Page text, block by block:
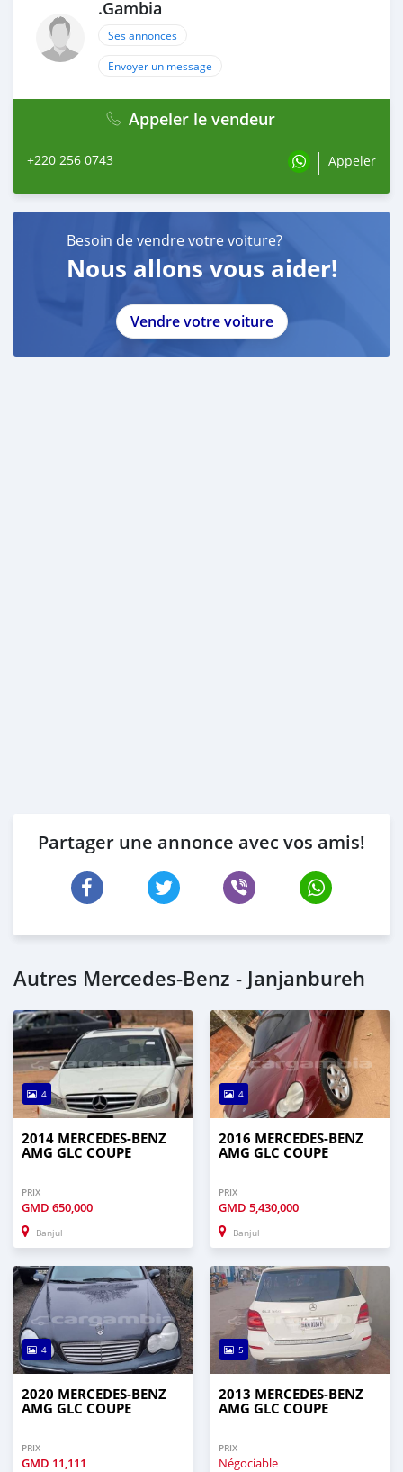
.Gambia
Ses annonces
Envoyer un message
Appeler le vendeur
+220 256 0743 Appeler
Besoin de vendre votre voiture?
Nous allons vous aider!
Vendre votre voiture
Partager une annonce avec vos amis!
Autres Mercedes-Benz - Janjanbureh
4
2014 MERCEDES-BENZ
AMG GLC COUPE
PRIX
GMD 650,000
Banjul
4
2016 MERCEDES-BENZ
AMG GLC COUPE
PRIX
GMD 5,430,000
Banjul
4
2020 MERCEDES-BENZ
AMG GLC COUPE
PRIX
GMD 11,111
5
2013 MERCEDES-BENZ
AMG GLC COUPE
PRIX
Négociable